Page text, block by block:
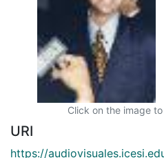
Click on the image
URI
https://